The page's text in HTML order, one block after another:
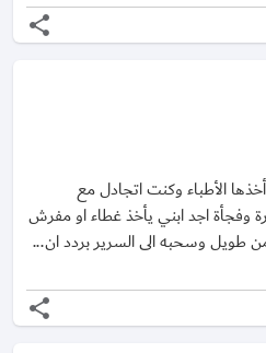
share
الأطباء وكنت اتجادل مع
وفجأة اجد ابني يأخذ غطاء او مفرش
طويل وسحبه الى السرير بردد ان...
share